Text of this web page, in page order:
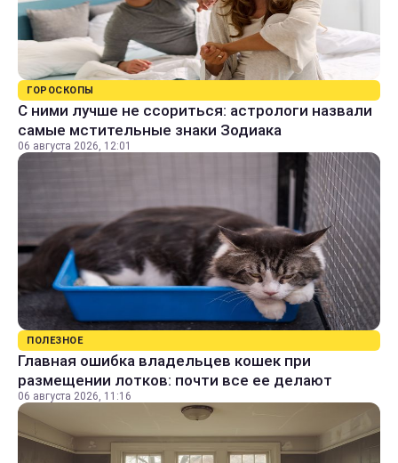
ГОРОСКОПЫ
С ними лучше не ссориться: астрологи назвали
самые мстительные знаки Зодиака
06 августа 2026, 12:01
ПОЛЕЗНОЕ
Главная ошибка владельцев кошек при
размещении лотков: почти все ее делают
06 августа 2026, 11:16